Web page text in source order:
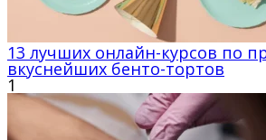
13 лучших онлайн-курсов по
вкуснейших бенто-тортов
1